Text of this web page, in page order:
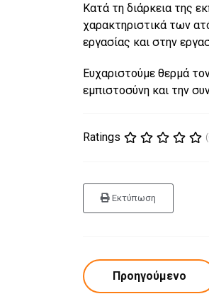
Κατά τη διάρκεια της
χαρακτηριστικά των
εργασίας και στην
Ευχαριστούμε θερμά
εμπιστοσύνη και την
Ratings
Εκτύπωση
Προηγούμενο